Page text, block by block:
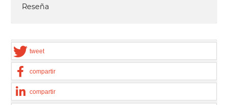
Reseña
tweet
compartir
compartir